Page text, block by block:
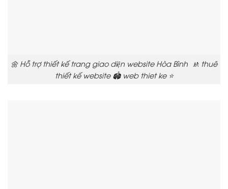
🌼 Hỗ trợ thiết kế trang giao diện website Hòa Bình 🚸 thuê
thiết kế website 🏟️ web thiet ke ⭐